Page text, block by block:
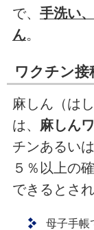
で、 手洗い
ん。
ワクチン接
麻しん（は
は、 麻しん
チンあるい
５％以上の
できるとさ
母子手帳